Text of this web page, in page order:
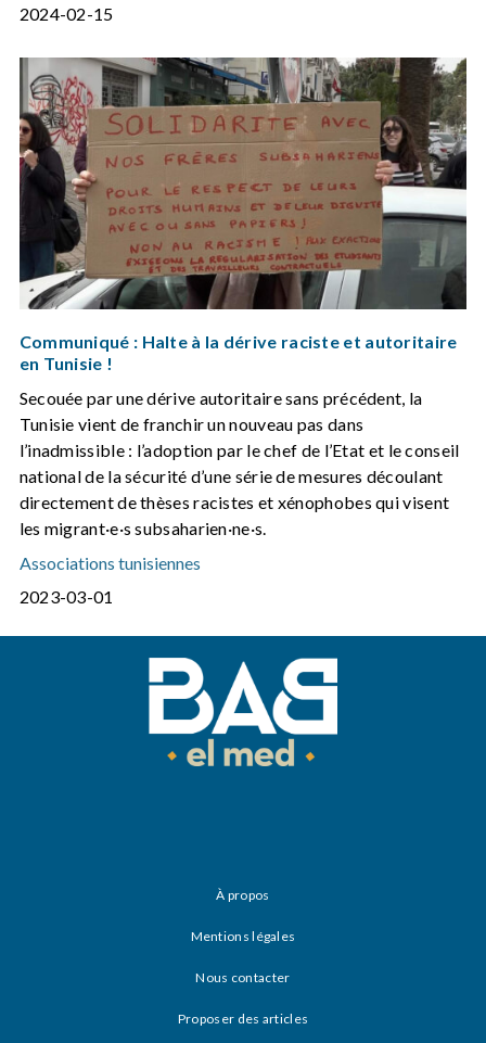
2024-02-15
Communiqué : Halte à la dérive raciste et autoritaire
en Tunisie !
Secouée par une dérive autoritaire sans précédent, la
Tunisie vient de franchir un nouveau pas dans
l’inadmissible : l’adoption par le chef de l’Etat et le conseil
national de la sécurité d’une série de mesures découlant
directement de thèses racistes et xénophobes qui visent
les migrant·e·s subsaharien·ne·s.
Associations tunisiennes
2023-03-01
À propos
Mentions légales
Nous contacter
Proposer des articles